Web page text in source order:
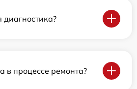
диагностика?
в процессе ремонта?